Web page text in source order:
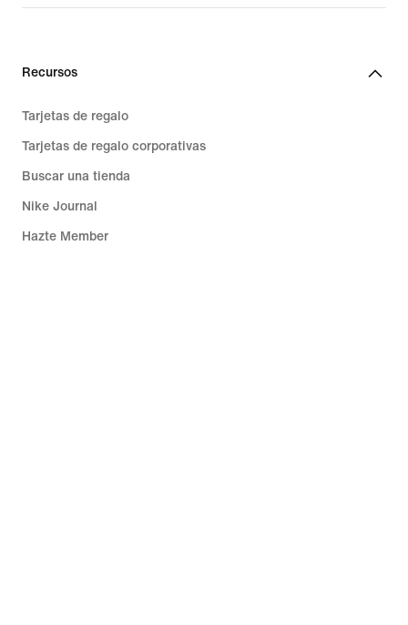
Recursos
Tarjetas de regalo
Tarjetas de regalo corporativas
Buscar una tienda
Nike Journal
Hazte Member